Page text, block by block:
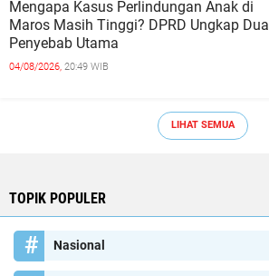
Mengapa Kasus Perlindungan Anak di
Maros Masih Tinggi? DPRD Ungkap Dua
Penyebab Utama
04/08/2026, 20:49 WIB
LIHAT SEMUA
TOPIK POPULER
Nasional